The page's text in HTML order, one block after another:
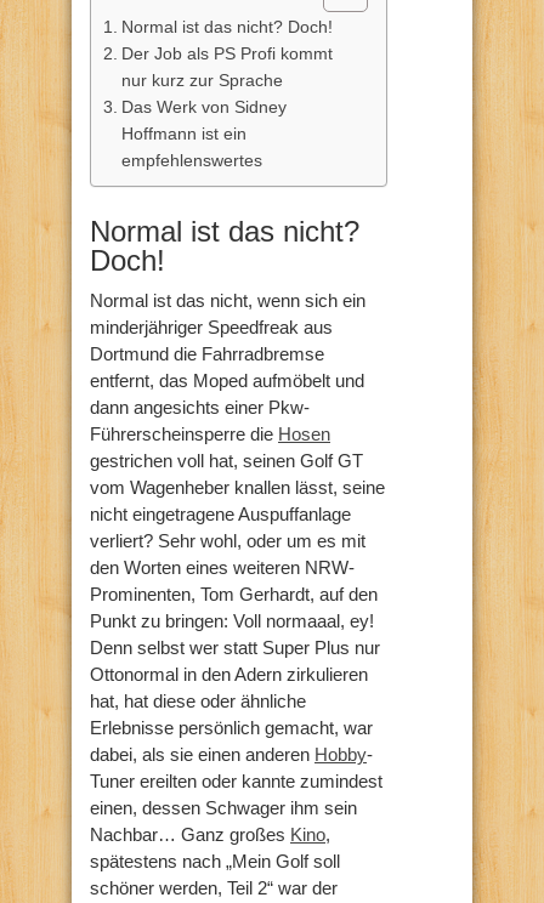
Normal ist das nicht? Doch!
Der Job als PS Profi kommt
nur kurz zur Sprache
Das Werk von Sidney
Hoffmann ist ein
empfehlenswertes
Normal ist das nicht?
Doch!
Normal ist das nicht, wenn sich ein
minderjähriger Speedfreak aus
Dortmund die Fahrradbremse
entfernt, das Moped aufmöbelt und
dann angesichts einer Pkw-
Führerscheinsperre die Hosen
gestrichen voll hat, seinen Golf GT
vom Wagenheber knallen lässt, seine
nicht eingetragene Auspuffanlage
verliert? Sehr wohl, oder um es mit
den Worten eines weiteren NRW-
Prominenten, Tom Gerhardt, auf den
Punkt zu bringen: Voll normaaal, ey!
Denn selbst wer statt Super Plus nur
Ottonormal in den Adern zirkulieren
hat, hat diese oder ähnliche
Erlebnisse persönlich gemacht, war
dabei, als sie einen anderen Hobby-
Tuner ereilten oder kannte zumindest
einen, dessen Schwager ihm sein
Nachbar… Ganz großes Kino,
spätestens nach „Mein Golf soll
schöner werden, Teil 2“ war der